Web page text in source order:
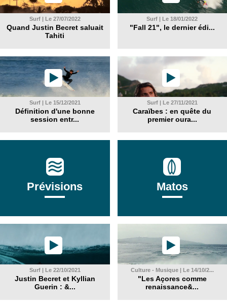
Surf | Le 27/07/2022
Quand Justin Becret saluait
Tahiti
Surf | Le 18/01/2022
"Fall 21", le dernier édi...
Surf | Le 15/12/2021
Définition d'une bonne
session entr...
Surf | Le 27/11/2021
Caraïbes : en quête du
premier oura...
Prévisions Matos
Surf | Le 22/10/2021
Justin Becret et Kyllian
Guerin : &...
Culture - Musique | Le 14/10/2...
"Les Açores comme
renaissance&...